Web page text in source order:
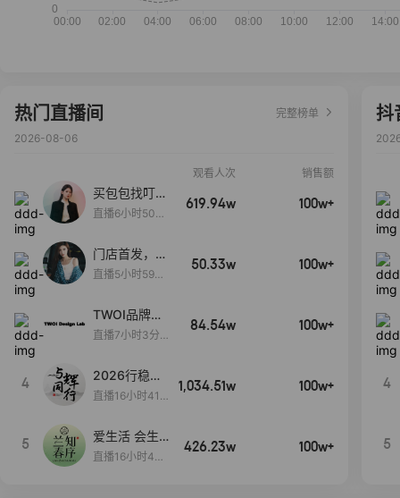
热门直播间
完整榜单
2026-08-06
观看人次 销售额
买包包找叮
当,一折购！
直播6小时50分
619.94w 100w+
门店首发，秋
款大上新！！
直播5小时59分
50.33w 100w+
TWOI品牌直
播间新款上
直播7小时3分5
84.54w 100w+
4
2026行稳致
远
直播16小时41
1,034.51w 100w+
5
爱生活 会生
活
直播16小时45
426.23w 100w+
抖
4
5